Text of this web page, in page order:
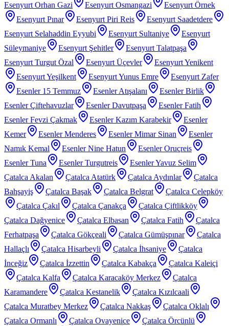
Esenyurt Orhan Gazi
Esenyurt Osmangazi
Esenyurt Örnek
Esenyurt Pınar
Esenyurt Piri Reis
Esenyurt Saadetdere
Esenyurt Selahaddin Eyyubi
Esenyurt Sultaniye
Esenyurt
Süleymaniye
Esenyurt Şehitler
Esenyurt Talatpaşa
Esenyurt Turgut Özal
Esenyurt Üçevler
Esenyurt Yenikent
Esenyurt Yeşilkent
Esenyurt Yunus Emre
Esenyurt Zafer
Esenler 15 Temmuz
Esenler Atışalanı
Esenler Birlik
Esenler Çiftehavuzlar
Esenler Davutpaşa
Esenler Fatih
Esenler Fevzi Çakmak
Esenler Kazım Karabekir
Esenler
Kemer
Esenler Menderes Esenler Mimar Sinan
Esenler
Namık Kemal
Esenler Nine Hatun
Esenler Oruçreis
Esenler Tuna
Esenler Turgutreis
Esenler Yavuz Selim
Çatalca Akalan
Çatalca Atatürk Çatalca Aydınlar
Çatalca
Bahşayiş
Çatalca Başak Çatalca Belgrat
Çatalca Celepköy
Çatalca Çakıl
Çatalca Çanakça
Çatalca Çiftlikköy
Çatalca Dağyenice
Çatalca Elbasan Çatalca Fatih
Çatalca
Ferhatpaşa
Çatalca Gökçeali Çatalca Gümüşpınar
Çatalca
Hallaçlı
Çatalca Hisarbeyli Çatalca İhsaniye
Çatalca
İnceğiz
Çatalca İzzettin Çatalca Kabakça
Çatalca Kaleiçi
Çatalca Kalfa
Çatalca Karacaköy Merkez
Çatalca
Karamandere
Çatalca Kestanelik
Çatalca Kızılcaali
Çatalca Muratbey Merkez
Çatalca Nakkaş
Çatalca Oklalı
Çatalca Ormanlı
Çatalca Ovayenice
Çatalca Örcünlü